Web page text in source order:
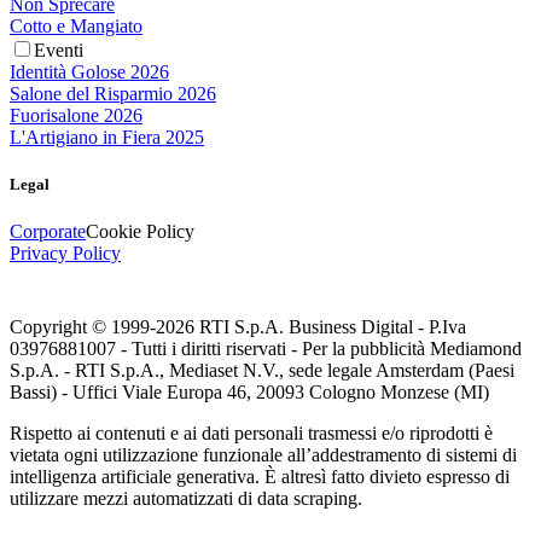
Non Sprecare
Cotto e Mangiato
Eventi
Identità Golose 2026
Salone del Risparmio 2026
Fuorisalone 2026
L'Artigiano in Fiera 2025
Legal
CorporateCookie Policy
Privacy Policy
Copyright © 1999-2026 RTI S.p.A. Business Digital - P.Iva
03976881007 - Tutti i diritti riservati - Per la pubblicità Mediamond
S.p.A. - RTI S.p.A., Mediaset N.V., sede legale Amsterdam (Paesi
Bassi) - Uffici Viale Europa 46, 20093 Cologno Monzese (MI)
Rispetto ai contenuti e ai dati personali trasmessi e/o riprodotti è
vietata ogni utilizzazione funzionale all’addestramento di sistemi di
intelligenza artificiale generativa. È altresì fatto divieto espresso di
utilizzare mezzi automatizzati di data scraping.